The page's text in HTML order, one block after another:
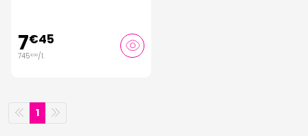
7€45
745€00/l.
1